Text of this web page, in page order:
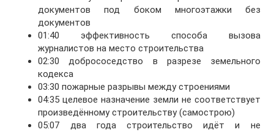
документов под боком многоэтажки без
документов
01:40 эффективность способа вызова
журналистов на место строительства
02:30 добрососедство в разрезе земельного
кодекса
03:30 пожарные разрывы между строениями
04:35 целевое назначение земли не соответствует
произведённому строительству (самострою)
05:07 два года строительство идёт и не